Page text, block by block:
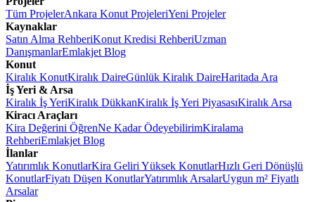
Tüm ProjelerAnkara Konut ProjeleriYeni Projeler
Kaynaklar
Satın Alma RehberiKonut Kredisi RehberiUzman
DanışmanlarEmlakjet Blog
Konut
Kiralık KonutKiralık DaireGünlük Kiralık DaireHaritada Ara
İş Yeri & Arsa
Kiralık İş YeriKiralık DükkanKiralık İş Yeri PiyasasıKiralık Arsa
Kiracı Araçları
Kira Değerini ÖğrenNe Kadar ÖdeyebilirimKiralama
RehberiEmlakjet Blog
İlanlar
Yatırımlık KonutlarKira Geliri Yüksek KonutlarHızlı Geri Dönüşlü
KonutlarFiyatı Düşen KonutlarYatırımlık ArsalarUygun m² Fiyatlı
Arsalar